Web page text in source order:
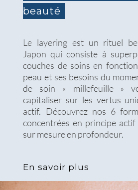
beauté
Le layering est un rituel
Japon qui consiste à
couches de soins en
peau et ses besoins du
de soin « millefeuille »
capitaliser sur les vertus
actif. Découvrez nos 6
concentrées en principe
sur mesure en profondeur.
En savoir plus